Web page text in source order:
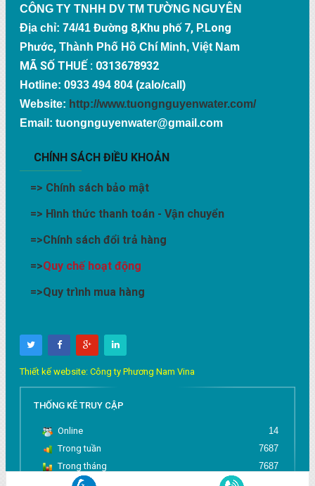
CÔNG TY TNHH DV TM TƯỜNG NGUYÊN
Địa chỉ: 74/41 Đường 8,Khu phố 7, P.Long
Phước, Thành Phố Hồ Chí Minh, Việt Nam
MÃ SỐ THUẾ : 0313678932
Hotline: 0933 494 804 (zalo/call)
Website: http://www.tuongnguyenwater.com/
Email: tuongnguyenwater@gmail.com
CHÍNH SÁCH ĐIỀU KHOẢN
=> Chính sách bảo mật
=> Hình thức thanh toán - Vận chuyển
=>Chính sách đổi trả hàng
=>Quy chế hoạt động
=>Quy trình mua hàng
Thiết kế website: Công ty Phương Nam Vina
THỐNG KÊ TRUY CẬP
Online
14
Trong tuần
7687
Trong tháng
7687
Tổng truy cập